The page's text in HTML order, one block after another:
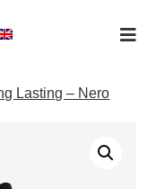
Lasting – Nero